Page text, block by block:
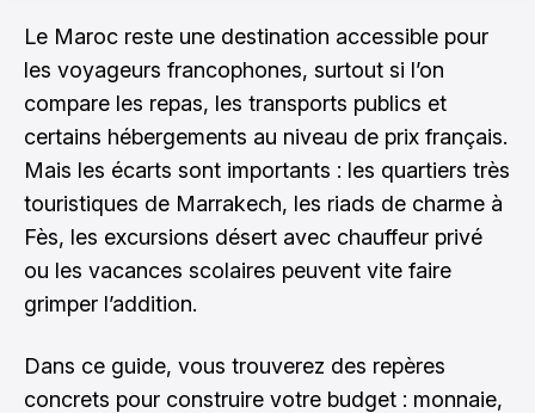
Le Maroc reste une destination accessible pour
les voyageurs francophones, surtout si l’on
compare les repas, les transports publics et
certains hébergements au niveau de prix français.
Mais les écarts sont importants : les quartiers très
touristiques de Marrakech, les riads de charme à
Fès, les excursions désert avec chauffeur privé
ou les vacances scolaires peuvent vite faire
grimper l’addition.
Dans ce guide, vous trouverez des repères
concrets pour construire votre budget : monnaie,